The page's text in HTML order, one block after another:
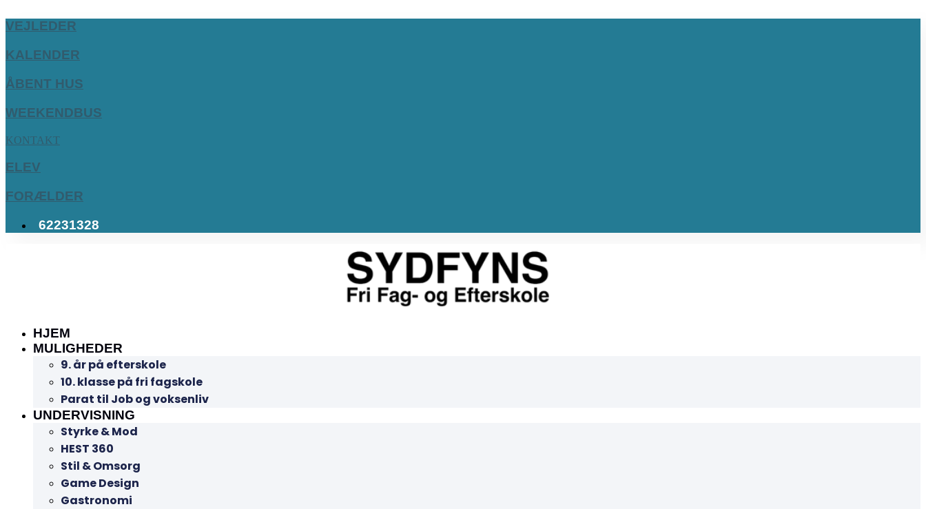
VEJLEDER
KALENDER
ÅBENT HUS
WEEKENDBUS
KONTAKT
ELEV
FORÆLDER
62231328
HJEM
MULIGHEDER
9. år på efterskole
10. klasse på fri fagskole
Parat til Job og voksenliv
UNDERVISNING
Styrke & Mod
HEST 360
Stil & Omsorg
Game Design
Gastronomi